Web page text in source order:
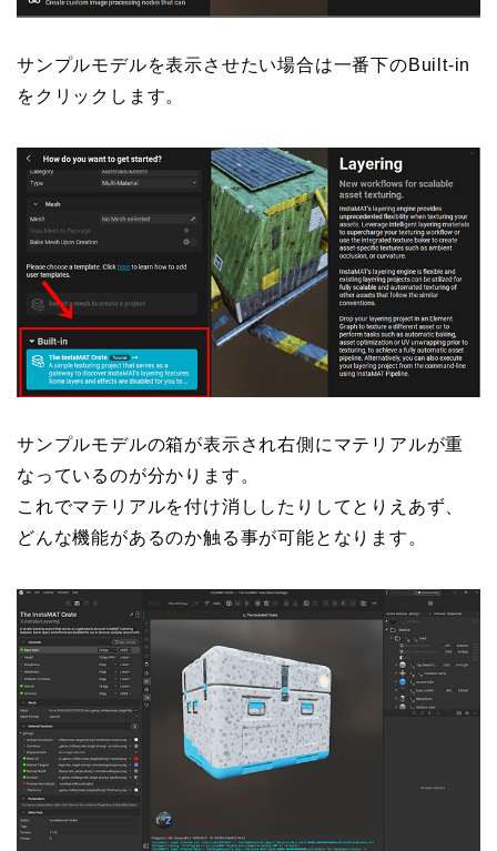
サンプルモデルを表示させたい場合は一番下のBuilt-in
をクリックします。
サンプルモデルの箱が表示され右側にマテリアルが重
なっているのが分かります。
これでマテリアルを付け消ししたりしてとりえあず、
どんな機能があるのか触る事が可能となります。